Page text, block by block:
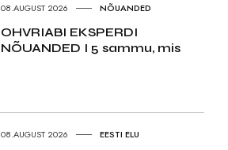
08.AUGUST 2026 NÕUANDED
OHVRIABI EKSPERDI
NÕUANDED I 5 sammu, mis
08.AUGUST 2026 EESTI ELU